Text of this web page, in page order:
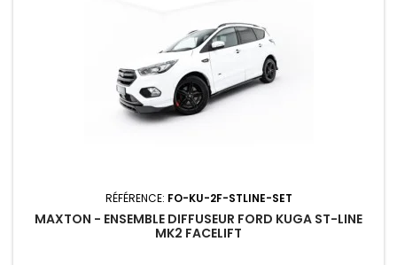
RÉFÉRENCE: FO-KU-2F-STLINE-SET
MAXTON - ENSEMBLE DIFFUSEUR FORD KUGA ST-LINE
MK2 FACELIFT